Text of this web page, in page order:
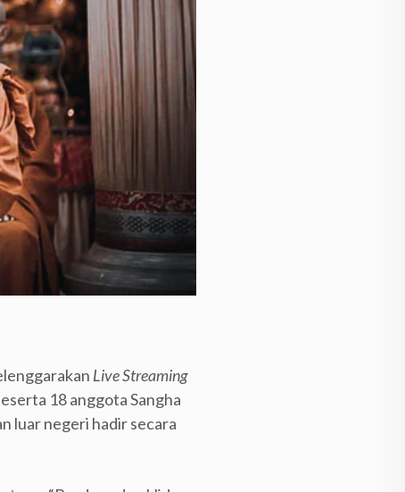
Live Streaming
18 anggota Sangha
luar negeri hadir secara